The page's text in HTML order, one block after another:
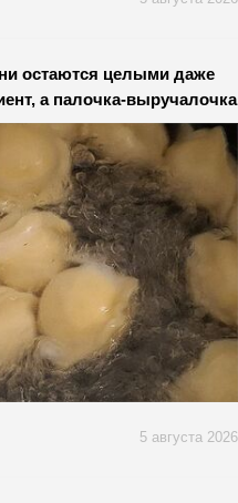
остаются целыми даже
а палочка-выручалочка
5 августа 2026